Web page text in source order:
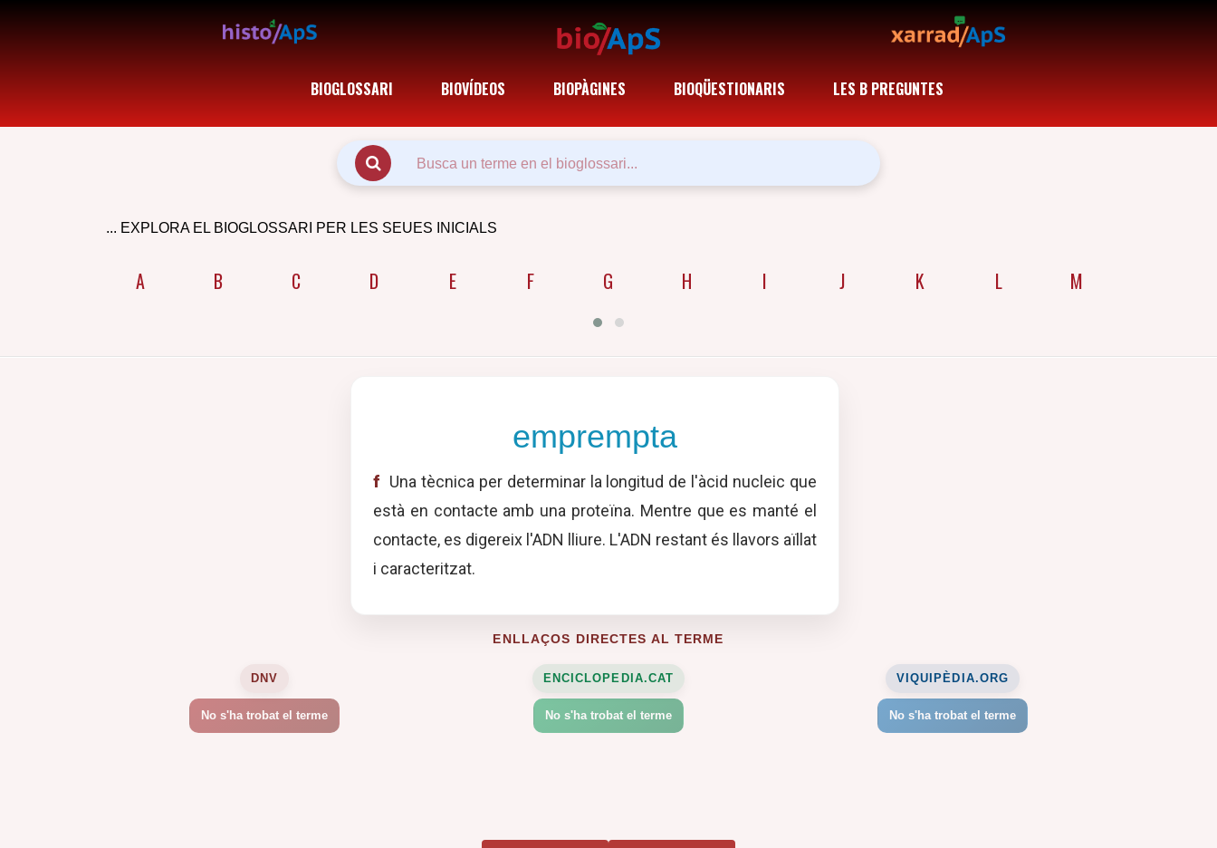
BIOGLOSSARI BIOVÍDEOS BIOPÀGINES BIOQÜESTIONARIS LES B PREGUNTES
... EXPLORA EL BIOGLOSSARI PER LES SEUES INICIALS
A B C D E F G H I J K L M
emprempta
f Una tècnica per determinar la longitud de l'àcid nucleic que
està en contacte amb una proteïna. Mentre que es manté el
contacte, es digereix l'ADN lliure. L'ADN restant és llavors aïllat
i caracteritzat.
ENLLAÇOS DIRECTES AL TERME
DNV
No s'ha trobat el terme
ENCICLOPEDIA.CAT
No s'ha trobat el terme
VIQUIPÈDIA.ORG
No s'ha trobat el terme